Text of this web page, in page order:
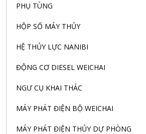
PHỤ TÙNG
HỘP SỐ MÁY THỦY
HỆ THỦY LỰC NANIBI
ĐỘNG CƠ DIESEL WEICHAI
NGƯ CỤ KHAI THÁC
MÁY PHÁT ĐIỆN BỘ WEICHAI
MÁY PHÁT ĐIỆN THỦY DỰ PHÒNG